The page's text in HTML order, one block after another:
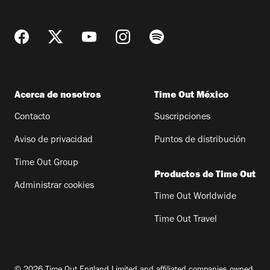
Acerca de nosotros
Contacto
Aviso de privacidad
Time Out Group
Administrar cookies
Time Out México
Suscripciones
Puntos de distribución
Productos de Time Out
Time Out Worldwide
Time Out Travel